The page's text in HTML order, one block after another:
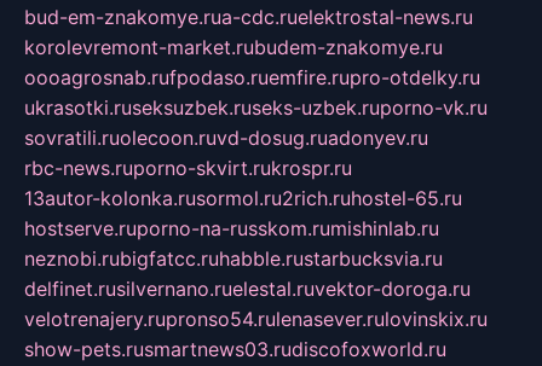
bud-em-znakomye.rua-cdc.ruelektrostal-news.ru
korolevremont-market.rubudem-znakomye.ru
oooagrosnab.rufpodaso.ruemfire.rupro-otdelky.ru
ukrasotki.ruseksuzbek.ruseks-uzbek.ruporno-vk.ru
sovratili.ruolecoon.ruvd-dosug.ruadonyev.ru
rbc-news.ruporno-skvirt.rukrospr.ru
13autor-kolonka.rusormol.ru2rich.ruhostel-65.ru
hostserve.ruporno-na-russkom.rumishinlab.ru
neznobi.rubigfatcc.ruhabble.rustarbucksvia.ru
delfinet.rusilvernano.ruelestal.ruvektor-doroga.ru
velotrenajery.rupronso54.rulenasever.rulovinskix.ru
show-pets.rusmartnews03.rudiscofoxworld.ru